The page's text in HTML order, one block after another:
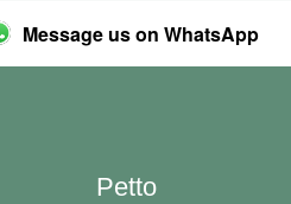
Message us on WhatsApp
Petto